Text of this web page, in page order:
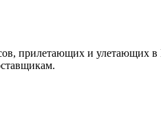
прилетающих и улетающих в